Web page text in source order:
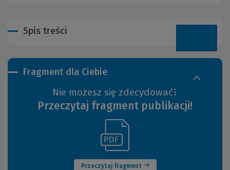
Fragment dla Ciebie
Nie możesz się zdecydować?
Przeczytaj fragment publikacji!
Przeczytaj fragment
(Nowe
okno)
innej
Spis treści